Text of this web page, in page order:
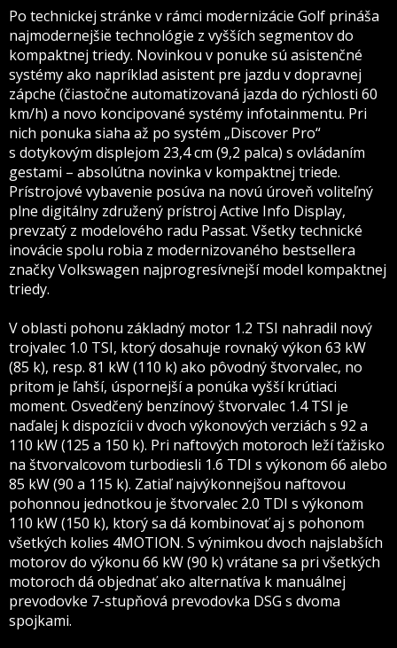
Po technickej stránke v rámci modernizácie Golf prináša
najmodernejšie technológie z vyšších segmentov do
kompaktnej triedy. Novinkou v ponuke sú asistenčné
systémy ako napríklad asistent pre jazdu v dopravnej
zápche (čiastočne automatizovaná jazda do rýchlosti 60
km/h) a novo koncipované systémy infotainmentu. Pri
nich ponuka siaha až po systém „Discover Pro“
s dotykovým displejom 23,4 cm (9,2 palca) s ovládaním
gestami – absolútna novinka v kompaktnej triede.
Prístrojové vybavenie posúva na novú úroveň voliteľný
plne digitálny združený prístroj Active Info Display,
prevzatý z modelového radu Passat. Všetky technické
inovácie spolu robia z modernizovaného bestsellera
značky Volkswagen najprogresívnejší model kompaktnej
triedy.
V oblasti pohonu základný motor 1.2 TSI nahradil nový
trojvalec 1.0 TSI, ktorý dosahuje rovnaký výkon 63 kW
(85 k), resp. 81 kW (110 k) ako pôvodný štvorvalec, no
pritom je ľahší, úspornejší a ponúka vyšší krútiaci
moment. Osvedčený benzínový štvorvalec 1.4 TSI je
naďalej k dispozícii v dvoch výkonových verziách s 92 a
110 kW (125 a 150 k). Pri naftových motoroch leží ťažisko
na štvorvalcovom turbodiesli 1.6 TDI s výkonom 66 alebo
85 kW (90 a 115 k). Zatiaľ najvýkonnejšou naftovou
pohonnou jednotkou je štvorvalec 2.0 TDI s výkonom
110 kW (150 k), ktorý sa dá kombinovať aj s pohonom
všetkých kolies 4MOTION. S výnimkou dvoch najslabších
motorov do výkonu 66 kW (90 k) vrátane sa pri všetkých
motoroch dá objednať ako alternatíva k manuálnej
prevodovke 7-stupňová prevodovka DSG s dvoma
spojkami.